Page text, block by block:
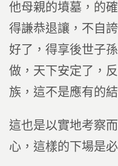
他母親的墳墓，的
得謙恭退讓，不自
好了，得享後世子
做，天下安定了，
族，這不是應有的
這也是以實地考察
心，這樣的下場是必